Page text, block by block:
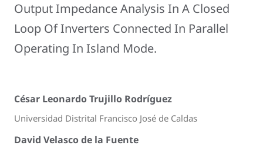
Output Impedance Analysis In A Closed
Loop Of Inverters Connected In Parallel
Operating In Island Mode.
César Leonardo Trujillo Rodríguez
Universidad Distrital Francisco José de Caldas
David Velasco de la Fuente